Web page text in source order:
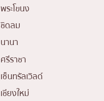
พระโขนง
ชิดลม
นานา
ศรีราชา
เซ็นทรัลเวิลด์
เชียงใหม่